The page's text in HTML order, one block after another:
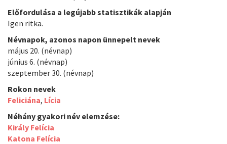
Előfordulása a legújabb statisztikák alapján
Igen ritka.
Névnapok, azonos napon ünnepelt nevek
május 20. (névnap)
június 6. (névnap)
szeptember 30. (névnap)
Rokon nevek
Feliciána, Lícia
Néhány gyakori név elemzése:
Király Felícia
Katona Felícia